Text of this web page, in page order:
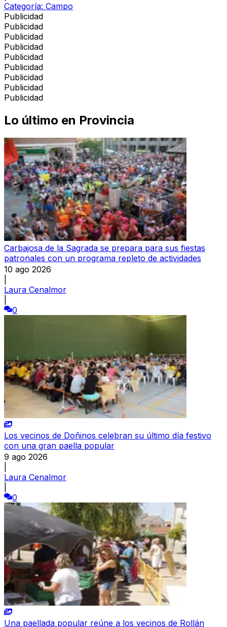
Categoría: Campo
Publicidad
Publicidad
Publicidad
Publicidad
Publicidad
Publicidad
Publicidad
Publicidad
Publicidad
Lo último en Provincia
Carbajosa de la Sagrada se prepara para sus fiestas
patronales con un programa repleto de actividades
10 ago 2026
Laura Cenalmor
0
Los vecinos de Doñinos celebran su último día festivo
con una gran paella popular
9 ago 2026
Laura Cenalmor
0
Una paellada popular reúne a los vecinos de Rollán